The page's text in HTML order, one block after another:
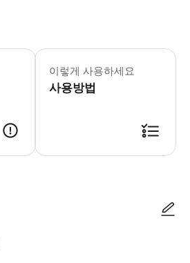
* 소요시간 : 75분 (옵션에 따라 소요
이렇게 사용하세요
사용방법